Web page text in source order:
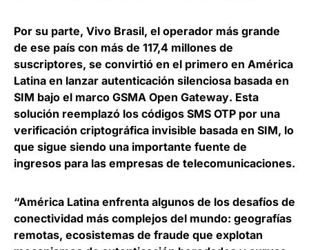
Por su parte, Vivo Brasil, el operador más grande
de ese país con más de 117,4 millones de
suscriptores, se convirtió en el primero en América
Latina en lanzar autenticación silenciosa basada en
SIM bajo el marco GSMA Open Gateway. Esta
solución reemplazó los códigos SMS OTP por una
verificación criptográfica invisible basada en SIM, lo
que sigue siendo una importante fuente de
ingresos para las empresas de telecomunicaciones.
“América Latina enfrenta algunos de los desafíos de
conectividad más complejos del mundo: geografías
remotas, ecosistemas de fraude que explotan